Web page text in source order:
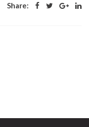
Share: